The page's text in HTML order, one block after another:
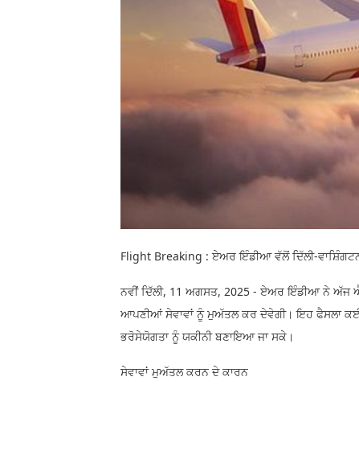
Flight Breaking : ਏਅਰ ਇੰਡੀਆ ਵੱਲੋਂ ਦਿੱਲੀ-
ਨਵੀਂ ਦਿੱਲੀ, 11 ਅਗਸਤ, 2025 - ਏਅਰ ਇੰਡੀਆ ਨੇ ਅੱਜ
ਆਪਣੀਆਂ ਸੇਵਾਵਾਂ ਨੂੰ ਮੁਅੱਤਲ ਕਰ ਦੇਵੇਗੀ। ਇਹ ਫੈਸਲਾ
ਭਰੋਸੇਯੋਗਤਾ ਨੂੰ ਯਕੀਨੀ ਬਣਾਇਆ ਜਾ ਸਕੇ।
ਸੇਵਾਵਾਂ ਮੁਅੱਤਲ ਕਰਨ ਦੇ ਕਾਰਨ